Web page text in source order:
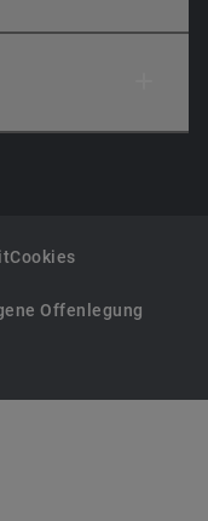
Cookies
Offenlegung